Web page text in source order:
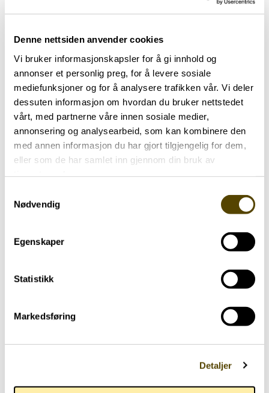
Denne nettsiden anvender cookies
Vi bruker informasjonskapsler for å gi innhold og
annonser et personlig preg, for å levere sosiale
mediefunksjoner og for å analysere trafikken vår. Vi deler
dessuten informasjon om hvordan du bruker nettstedet
vårt, med partnerne våre innen sosiale medier,
annonsering og analysearbeid, som kan kombinere den
med annen informasjon du har gjort tilgjengelig for dem,
eller som de har samlet inn gjennom din bruk av
Nødvendig
Egenskaper
Statistikk
Markedsføring
Detaljer
Lignende aktueltsaker
03.07.2026